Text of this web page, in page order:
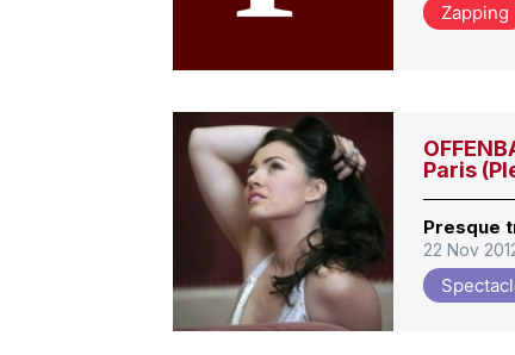
Zapping
Paris
Presque
22 Nov